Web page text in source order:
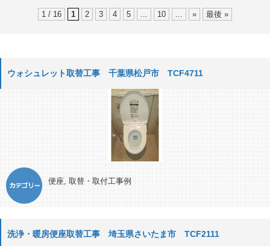
1 / 16 1 2 3 4 5 ... 10 ... » 最後 »
ウォシュレット取替工事 千葉県松戸市 TCF4711
便座, 取替・取付工事例
洗浄・暖房便座取替工事 埼玉県さいたま市 TCF2111